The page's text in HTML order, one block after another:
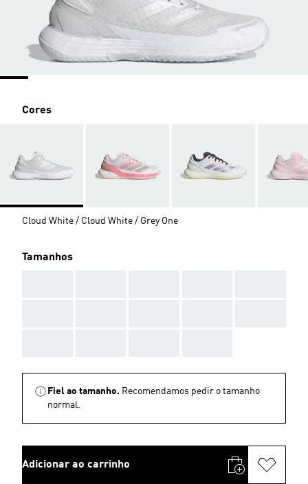
Cores
Cloud White / Cloud White / Grey One
Tamanhos
Fiel ao tamanho. Recomendamos pedir o tamanho
normal.
Adicionar ao carrinho